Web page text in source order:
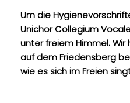
k p
Um die
Unichor Collegium
unter freiem Himmel.
auf dem Friedensberg
wie es sich im Freien